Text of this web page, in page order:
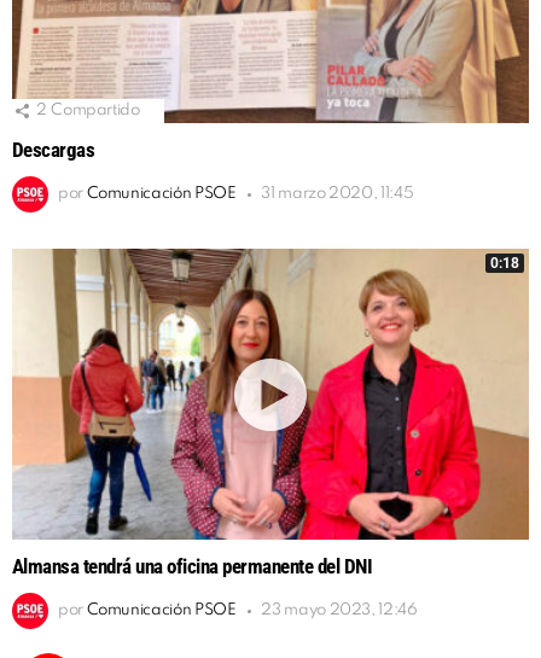
2 Compartido
Descargas
por Comunicación PSOE 31 marzo 2020, 11:45
0:18
Almansa tendrá una oficina permanente del DNI
por Comunicación PSOE 23 mayo 2023, 12:46